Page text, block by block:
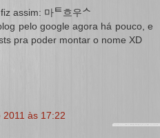
assim: 마ᄐ흐우ᄉ
pelo google agora há pouco, e
pra poder montar o nome XD
às 17:22